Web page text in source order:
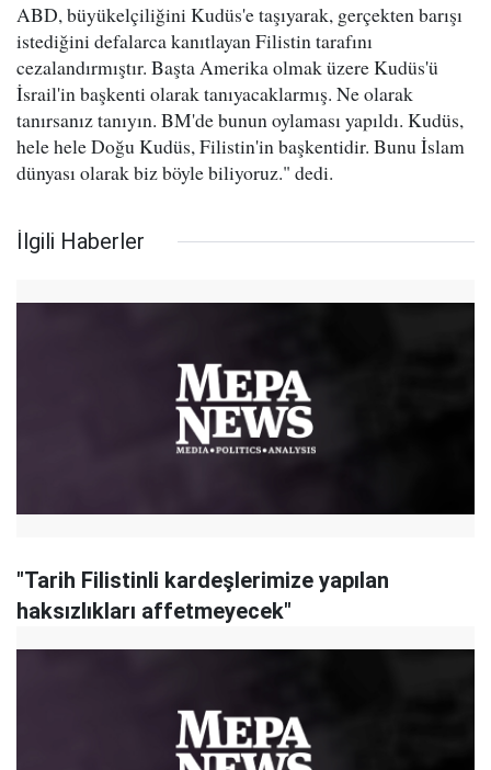
ABD, büyükelçiliğini Kudüs'e taşıyarak, gerçekten barışı
istediğini defalarca kanıtlayan Filistin tarafını
cezalandırmıştır. Başta Amerika olmak üzere Kudüs'ü
İsrail'in başkenti olarak tanıyacaklarmış. Ne olarak
tanırsanız tanıyın. BM'de bunun oylaması yapıldı. Kudüs,
hele hele Doğu Kudüs, Filistin'in başkentidir. Bunu İslam
dünyası olarak biz böyle biliyoruz." dedi.
İlgili Haberler
"Tarih Filistinli kardeşlerimize yapılan
haksızlıkları affetmeyecek"